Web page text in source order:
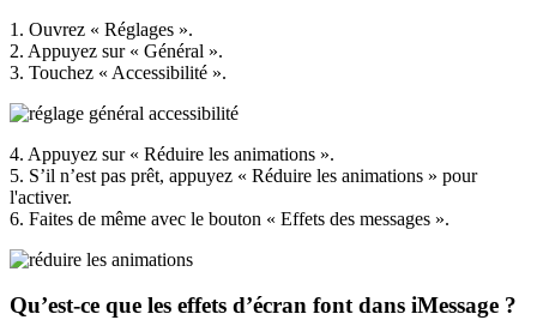
1. Ouvrez « Réglages ».
2. Appuyez sur « Général ».
3. Touchez « Accessibilité ».
4. Appuyez sur « Réduire les animations ».
5. S’il n’est pas prêt, appuyez « Réduire les animations » pour
l'activer.
6. Faites de même avec le bouton « Effets des messages ».
Qu’est-ce que les effets d’écran font dans iMessage ?